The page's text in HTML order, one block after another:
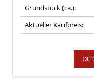
Grundstück (ca.):
Aktueller Kaufpreis: